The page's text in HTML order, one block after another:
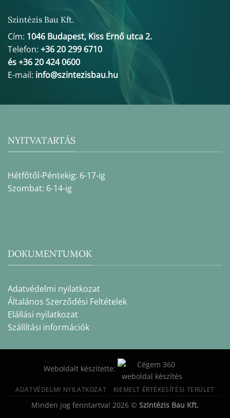
Szintézis Bau Kft.
Cím: 1046 Budapest, Kiss Ernő utca 2.
Telefon: +36 20 299 6710
és +36 20 424 0600
E-mail: info@szintezisbau.hu
NYITVATARTÁS
Hétfőtől-Péntekig: 6-17-ig
Szombat: 6-14-ig
DOKUMENTUMOK
Adatvédelmi nyilatkozat
Általános Szerződési Feltételek
Elállási nyilatkozat
Szállítási információk
Weboldalt készítette:
ADATVÉDELMI NYILATKOZAT KIEMELT ÉRTÉKESÍTÉSI TERÜLET
Minden jog fenntartva! 2026 © Szintézis Bau Kft.